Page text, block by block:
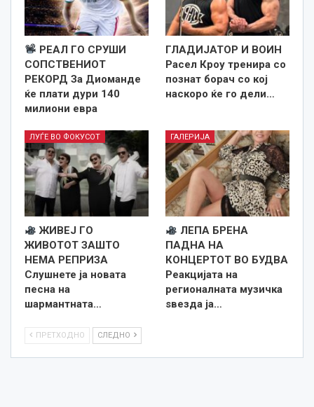
РЕАЛ ГО СРУШИ
СОПСТВЕНИОТ
РЕКОРД За Диоманде
ќе плати дури 140
милиони евра
ГЛАДИЈАТОР И ВОИН
Расел Кроу тренира со
познат борач со кој
наскоро ќе го дели…
ЛУЃЕ ВО ФОКУСОТ
ЖИВЕЈ ГО
ЖИВОТОТ ЗАШТО
НЕМА РЕПРИЗА
Слушнете ја новата
песна на
шармантната…
ГАЛЕРИЈА
ЛЕПА БРЕНА
ПАДНА НА
КОНЦЕРТОТ ВО БУДВА
Реакцијата на
регионалната музичка
ѕвезда ја…
ПРЕТХОДНО СЛЕДНО